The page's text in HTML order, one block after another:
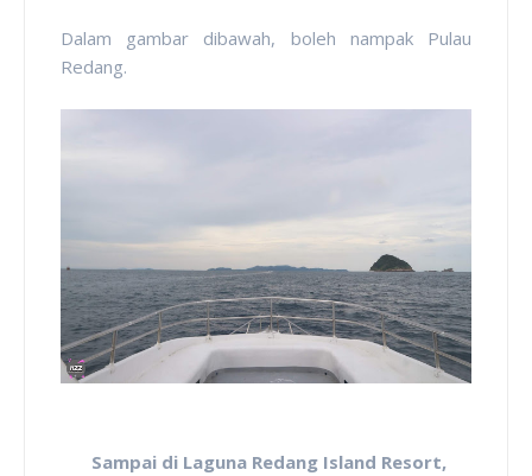
Dalam gambar dibawah, boleh nampak Pulau
Redang.
Sampai di Laguna Redang Island Resort,